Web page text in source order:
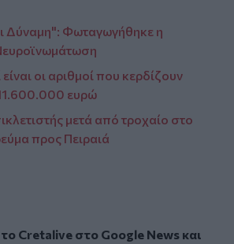
Δύναμη": Φωταγωγήθηκε η
οι αριθμοί που κερδίζουν
ευρώ
μετά από τροχαίο στο
προς Πειραιά
Cretalive στο Google Newsκαι